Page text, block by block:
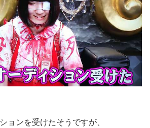
ョンを受けたそうですが、